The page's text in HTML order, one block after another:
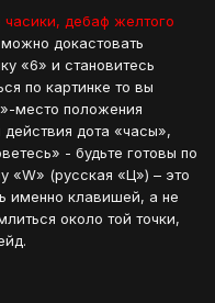
часики, дебаф желтого
докастовать
«6» и становитесь
по картинке то вы
место положения
дота «часы»,
- будьте готовы по
«W» (русская «Ц») – это
именно клавишей, а не
около той точки,